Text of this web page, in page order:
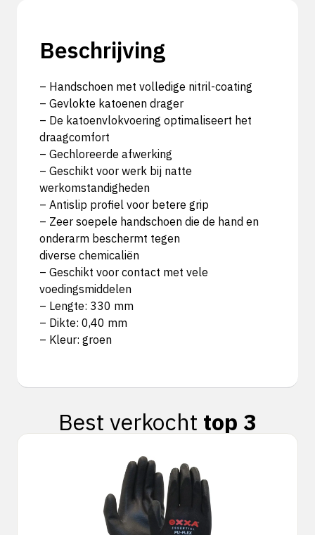
Beschrijving
– Handschoen met volledige nitril-coating
– Gevlokte katoenen drager
– De katoenvlokvoering optimaliseert het
draagcomfort
– Gechloreerde afwerking
– Geschikt voor werk bij natte
werkomstandigheden
– Antislip profiel voor betere grip
– Zeer soepele handschoen die de hand en
onderarm beschermt tegen
diverse chemicaliën
– Geschikt voor contact met vele
voedingsmiddelen
– Lengte: 330 mm
– Dikte: 0,40 mm
– Kleur: groen
Best verkocht top 3